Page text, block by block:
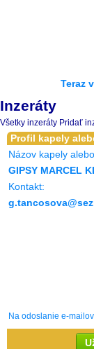
Teraz
Inzeráty
Všetky inzeráty Pridať
Profil kapely
Názov kapely
GIPSY MARCEL
Kontakt:
Na odoslanie e-